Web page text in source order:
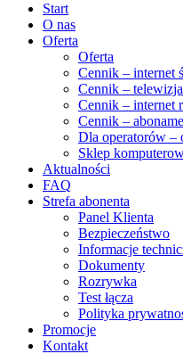
Start
O nas
Oferta
Oferta
Cennik – internet
Cennik – telewizja
Cennik – internet
Cennik –
Dla operatorów –
Sklep
Aktualności
FAQ
Strefa abonenta
Panel Klienta
Bezpieczeństwo
Informacje
Dokumenty
Rozrywka
Test łącza
Polityka
Promocje
Kontakt